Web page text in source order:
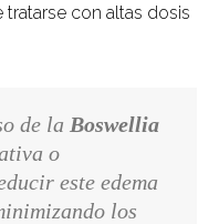
con altas dosis
de la Boswellia
o
este edema
los